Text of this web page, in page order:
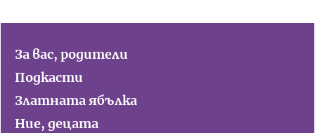
За вас, родители
Подкасти
Златната ябълка
Ние, децата